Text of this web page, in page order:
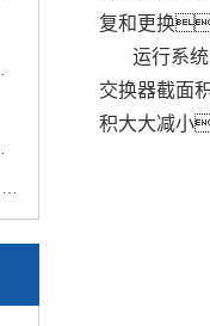
复和更换
运行系
交换器截面
积大大减